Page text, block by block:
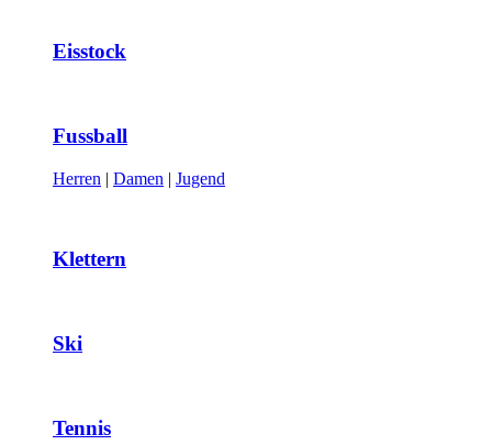
Eisstock
Fussball
Herren | Damen | Jugend
Klettern
Ski
Tennis